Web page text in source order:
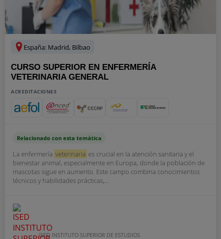
España: Madrid, Bilbao
CURSO SUPERIOR EN ENFERMERÍA
VETERINARIA GENERAL
ACREDITACIONES
Relacionado con esta temática
La enfermería veterinaria es crucial en la atención sanitaria y el
bienestar animal, especialmente en Europa, donde la población de
mascotas sigue en aumento. Este campo combina conocimientos
técnicos y habilidades prácticas,...
ISED INSTITUTO SUPERIOR DE ESTUDIOS